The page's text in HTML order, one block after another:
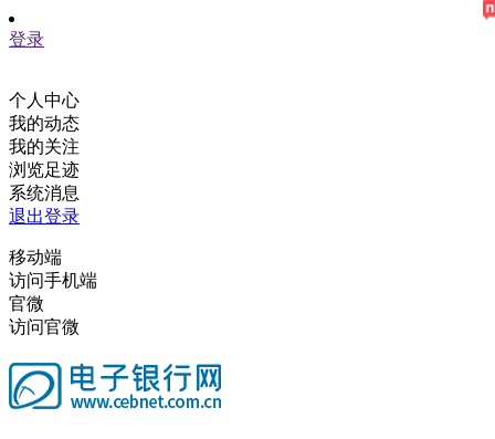
登录
个人中心
我的动态
我的关注
浏览足迹
系统消息
退出登录
移动端
访问手机端
官微
访问官微